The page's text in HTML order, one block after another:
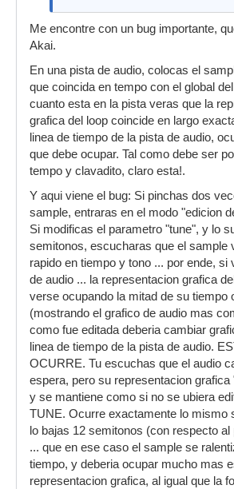
Me encontre con un bug importante,
Akai.
En una pista de audio, colocas el
que coincida en tempo con el global
cuanto esta en la pista veras que la
grafica del loop coincide en largo
linea de tiempo de la pista de audio,
que debe ocupar. Tal como debe ser
tempo y clavadito, claro esta!.
Y aqui viene el bug: Si pinchas dos
sample, entraras en el modo "edicion
Si modificas el parametro "tune", y lo
semitonos, escucharas que el sample
rapido en tiempo y tono ... por ende, si
de audio ... la representacion grafica
verse ocupando la mitad de su tiempo
(mostrando el grafico de audio mas
como fue editada deberia cambiar
linea de tiempo de la pista de audio.
OCURRE. Tu escuchas que el audio
espera, pero su representacion grafica
y se mantiene como si no se ubiera
TUNE. Ocurre exactamente lo mismo
lo bajas 12 semitonos (con respecto al
... que en ese caso el sample se
tiempo, y deberia ocupar mucho mas
representacion grafica, al igual que la